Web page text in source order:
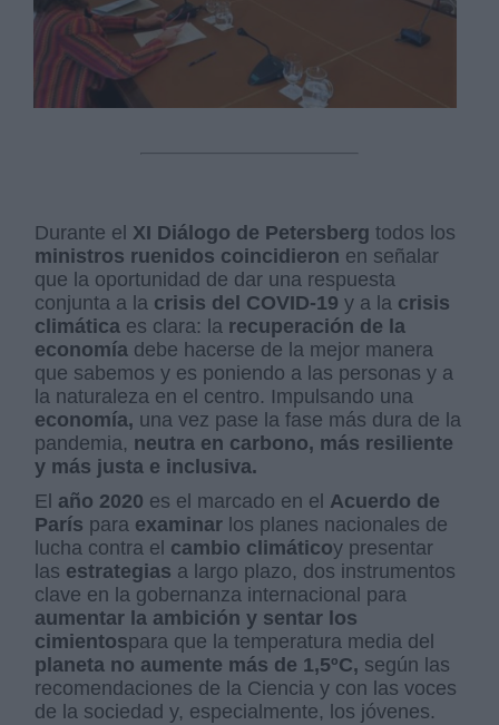
Durante elXI Diálogo de Petersberg todos los
ministros ruenidos coincidieron en señalar
que la oportunidad de dar una respuesta
conjunta a la crisis del COVID-19y a la crisis
climática es clara: la recuperación de la
economía debe hacerse de la mejor manera
que sabemos y es poniendo a las personas y a
la naturaleza en el centro. Impulsando una
economía, una vez pase la fase más dura de la
pandemia, neutra en carbono, más resiliente
y más justa e inclusiva.
El año 2020 es el marcado en el Acuerdo de
París para examinar los planes nacionales de
lucha contra el cambio climáticoy presentar
las estrategias a largo plazo, dos instrumentos
clave en la gobernanza internacional para
aumentar la ambición y sentar los
cimientospara que la temperatura media del
planeta no aumente más de 1,5ºC, según las
recomendaciones de la Ciencia y con las voces
de la sociedad y, especialmente, los jóvenes.